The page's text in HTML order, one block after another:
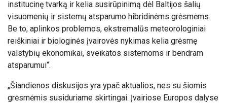
institucinę tvarką ir kelia susirūpinimą dėl Baltijos šalių
visuomenių ir sistemų atsparumo hibridinėms grėsmėms.
Be to, aplinkos problemos, ekstremalūs meteorologiniai
reiškiniai ir biologinės įvairovės nykimas kelia grėsmę
valstybių ekonomikai, sveikatos sistemoms ir bendram
atsparumui“.
„Šiandienos diskusijos yra ypač aktualios, nes su šiomis
grėsmėmis susiduriame skirtingai. Įvairiose Europos dalyse